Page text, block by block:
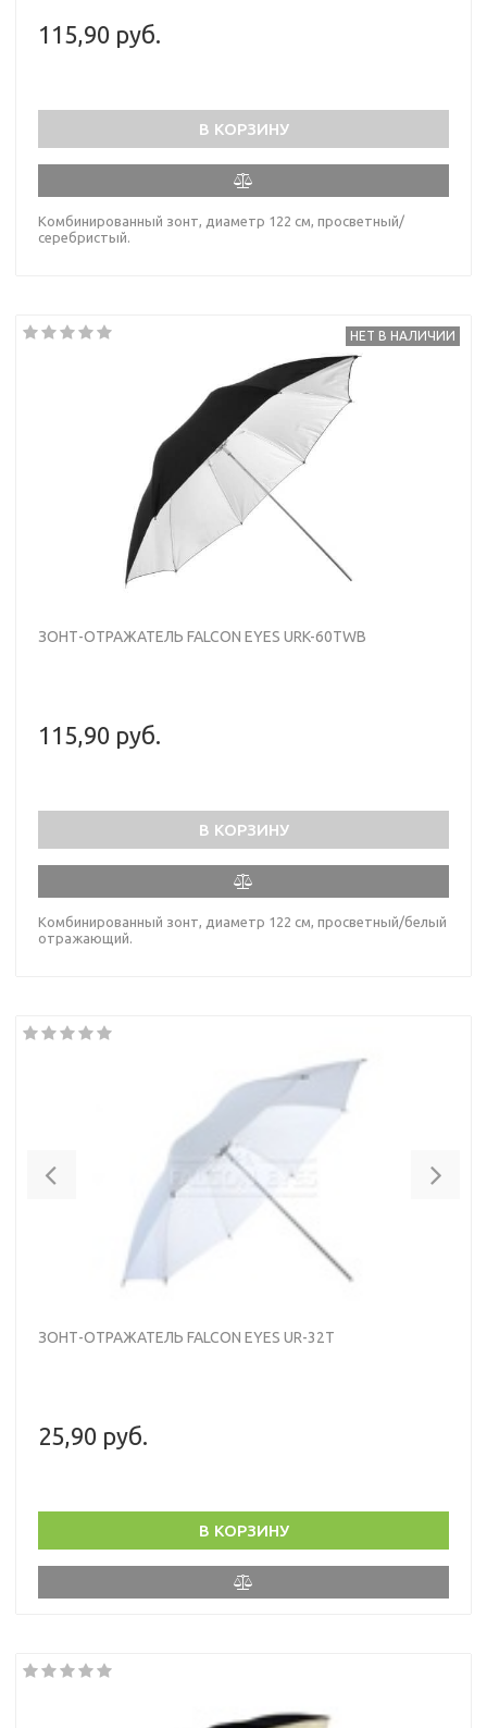
115,90 руб.
В КОРЗИНУ
Комбинированный зонт, диаметр 122 см, просветный/
серебристый.
НЕТ В НАЛИЧИИ
ЗОНТ-ОТРАЖАТЕЛЬ FALCON EYES URK-60TWB
115,90 руб.
В КОРЗИНУ
Комбинированный зонт, диаметр 122 см, просветный/белый
отражающий.
ЗОНТ-ОТРАЖАТЕЛЬ FALCON EYES UR-32T
25,90 руб.
В КОРЗИНУ